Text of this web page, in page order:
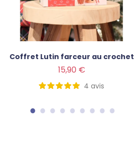
Coffret Lutin farceur au crochet
15,90 €
4 avis